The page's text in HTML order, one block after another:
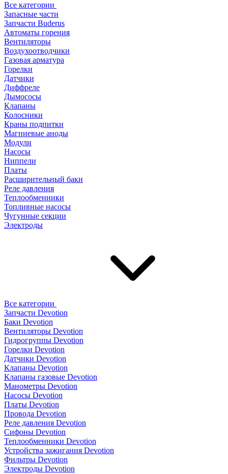
Все категории
Запасные части
Запчасти Buderus
Автоматы горения
Вентиляторы
Воздухоотводчики
Газовая арматура
Горелки
Датчики
Диффреле
Дымососы
Клапаны
Колосники
Краны подпитки
Магниевые аноды
Модули
Насосы
Ниппели
Платы
Расширительный баки
Реле давления
Теплообменники
Топливные насосы
Чугунные секции
Электроды
Все категории
Запчасти Devotion
Баки Devotion
Вентиляторы Devotion
Гидрогруппы Devotion
Горелки Devotion
Датчики Devotion
Клапаны Devotion
Клапаны газовые Devotion
Манометры Devotion
Насосы Devotion
Платы Devotion
Провода Devotion
Реле давления Devotion
Сифоны Devotion
Теплообменники Devotion
Устройства зажигания Devotion
Фильтры Devotion
Электроды Devotion